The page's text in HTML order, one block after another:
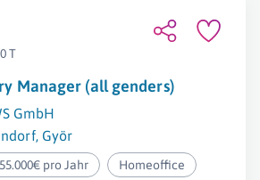
T
Manager (all genders)
GmbH
, Györ
pro Jahr Homeoffice